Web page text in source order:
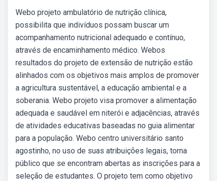
Webo projeto ambulatório de nutrição clínica,
possibilita que indivíduos possam buscar um
acompanhamento nutricional adequado e contínuo,
através de encaminhamento médico. Webos
resultados do projeto de extensão de nutrição estão
alinhados com os objetivos mais amplos de promover
a agricultura sustentável, a educação ambiental e a
soberania. Webo projeto visa promover a alimentação
adequada e saudável em niterói e adjacências, através
de atividades educativas baseadas no guia alimentar
para a população. Webo centro universitário santo
agostinho, no uso de suas atribuições legais, torna
público que se encontram abertas as inscrições para a
seleção de estudantes. O projeto tem como objetivo